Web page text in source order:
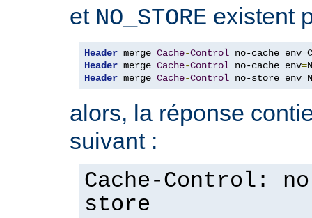
et NO_STORE existent
Header merge Cache-Control no-cache env=
Header merge Cache-Control no-cache env=
Header merge Cache-Control no-store env=
alors, la réponse
suivant :
Cache-Control:
store